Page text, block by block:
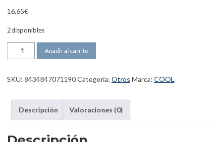
16,65€
2 disponibles
COOL SOPORTE UNIVERSAL METALICO CPU TORRE
Añadir al carrito
SKU: 8434847071190Categoría: Otros Marca: COOL
Descripción Valoraciones (0)